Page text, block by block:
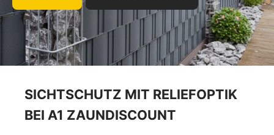
SICHTSCHUTZ MIT RELIEFOPTIK
BEI A1 ZAUNDISCOUNT